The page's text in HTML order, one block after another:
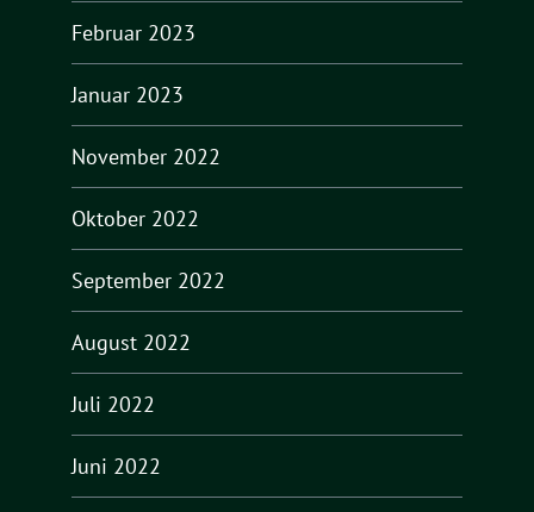
Februar 2023
Januar 2023
November 2022
Oktober 2022
September 2022
August 2022
Juli 2022
Juni 2022